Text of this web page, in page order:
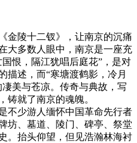
陵十二钗》，让南京的沉痛
大多数人眼中，南京是一座充
恨，隔江犹唱后庭花”，是对
描述，而“寒塘渡鹤影，冷月
美与苍凉。传奇与典故，写
铸就了南京的魂魄。
少游人缅怀中国革命先行者
坊、墓道、陵门、碑亭、祭堂
。抬头仰望，但见浩瀚林海衬